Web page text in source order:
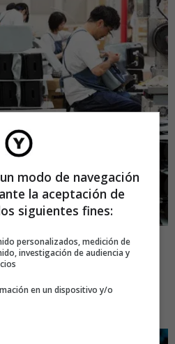
mochila de la
japonesa
y a niñas de seis años ir solos al
modo de navegación
la aceptación de
siguientes fines:
personalizados, medición de
investigación de audiencia y
en un dispositivo y/o